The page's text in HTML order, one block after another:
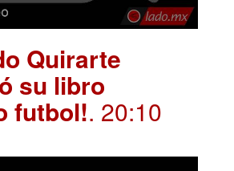
Quirarte
su libro
futbol!. 20:10